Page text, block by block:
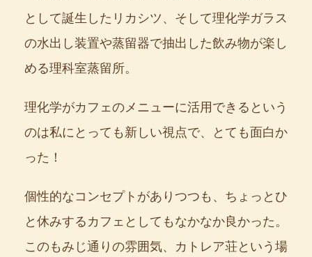
として誕生したリカシツ、そして理化学ガラス
の水出し装置や蒸留器で抽出した飲み物が楽し
める理科室蒸留所。
理化学がカフェのメニューに活用できるという
のは私にとっても新しい視点で、とても面白か
った！
個性的なコンセプトがありつつも、ちょっとひ
と休みするカフェとしてもなかなか良かった。
このもみじ通りの雰囲気、カトレア荘という場